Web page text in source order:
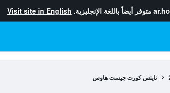
متوفر أيضاً باللغة الإنجليزية. Visit site in English
نايتس كورت جيست هاوس